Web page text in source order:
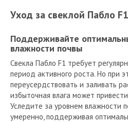
Уход за свеклой Пабло
Поддерживайте
влажности почвы
Свекла Пабло F1 требует
период активного роста. Но при
переусердствовать и заливать
избыточная влага может
Уследите за уровнем влажности
умеренно, поддерживая